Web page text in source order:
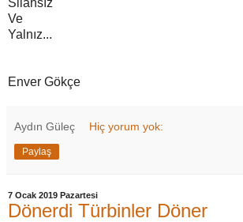
Ve
Yalnız...
Enver Gökçe
Aydın Güleç Hiç yorum yok:
Paylaş
7 Ocak 2019 Pazartesi
Dönerdi Türbinler Döner